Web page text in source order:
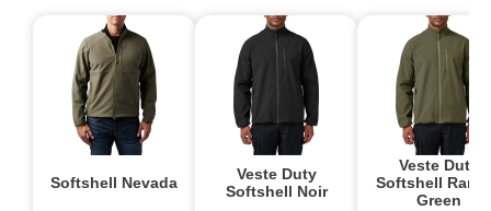
Softshell Nevada
Veste Duty
Softshell Noir
Veste Duty
Softshell
Green